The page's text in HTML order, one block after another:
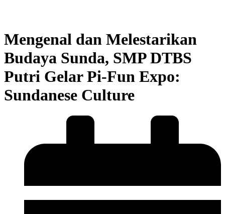
Mengenal dan Melestarikan
Budaya Sunda, SMP DTBS
Putri Gelar Pi-Fun Expo:
Sundanese Culture